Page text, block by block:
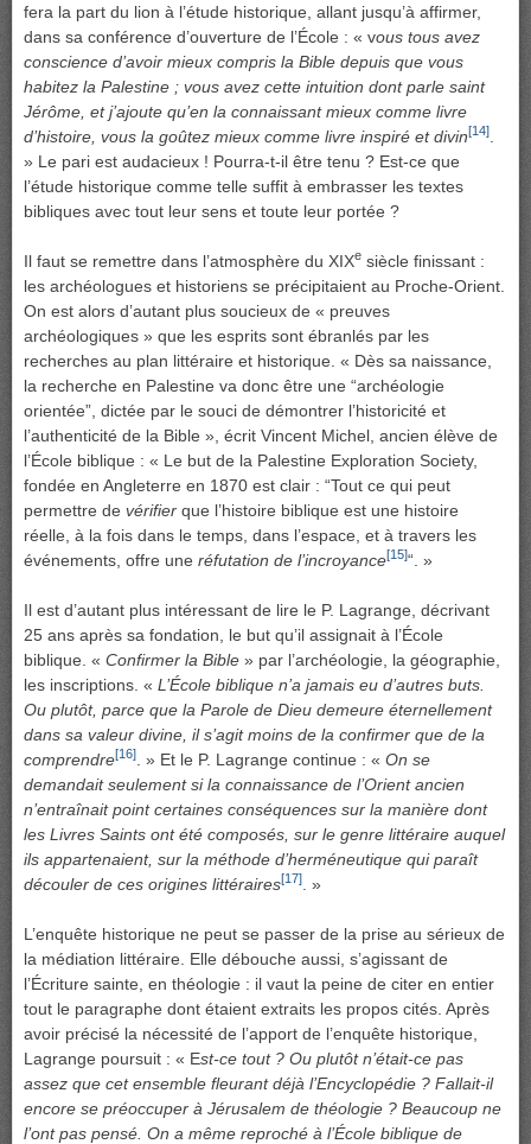
fera la part du lion à l’étude historique, allant jusqu’à affirmer,
dans sa conférence d’ouverture de l’École : « vous tous avez
conscience d’avoir mieux compris la Bible depuis que vous
habitez la Palestine ; vous avez cette intuition dont parle saint
Jérôme, et j’ajoute qu’en la connaissant mieux comme livre
d’histoire, vous la goûtez mieux comme livre inspiré et divin[14]
» Le pari est audacieux ! Pourra-t-il être tenu ? Est-ce que
l’étude historique comme telle suffit à embrasser les textes
bibliques avec tout leur sens et toute leur portée ?
Il faut se remettre dans l’atmosphère du XIXe siècle finissant :
les archéologues et historiens se précipitaient au Proche-Orient.
On est alors d’autant plus soucieux de « preuves
archéologiques » que les esprits sont ébranlés par les
recherches au plan littéraire et historique. « Dès sa naissance,
la recherche en Palestine va donc être une “archéologie
orientée”, dictée par le souci de démontrer l’historicité et
l’authenticité de la Bible », écrit Vincent Michel, ancien élève de
l’École biblique : « Le but de la Palestine Exploration Society,
fondée en Angleterre en 1870 est clair : “Tout ce qui peut
permettre de vérifier que l’histoire biblique est une histoire
réelle, à la fois dans le temps, dans l’espace, et à travers les
événements, offre une réfutation de l’incroyance[15]“. »
Il est d’autant plus intéressant de lire le P. Lagrange, décrivant
25 ans après sa fondation, le but qu’il assignait à l’École
biblique. « Confirmer la Bible » par l’archéologie, la géographie,
les inscriptions. « L’École biblique n’a jamais eu d’autres buts.
Ou plutôt, parce que la Parole de Dieu demeure éternellement
dans sa valeur divine, il s’agit moins de la confirmer que de la
comprendre[16] . » Et le P. Lagrange continue : « On se
demandait seulement si la connaissance de l’Orient ancien
n’entraînait point certaines conséquences sur la manière dont
les Livres Saints ont été composés, sur le genre littéraire auquel
ils appartenaient, sur la méthode d’herméneutique qui paraît
découler de ces origines littéraires[17] . »
L’enquête historique ne peut se passer de la prise au sérieux de
la médiation littéraire. Elle débouche aussi, s’agissant de
l’Écriture sainte, en théologie : il vaut la peine de citer en entier
tout le paragraphe dont étaient extraits les propos cités. Après
avoir précisé la nécessité de l’apport de l’enquête historique,
Lagrange poursuit : « Est-ce tout ? Ou plutôt n’était-ce pas
assez que cet ensemble fleurant déjà l’Encyclopédie ? Fallait-il
encore se préoccuper à Jérusalem de théologie ? Beaucoup ne
l’ont pas pensé. On a même reproché à l’École biblique de